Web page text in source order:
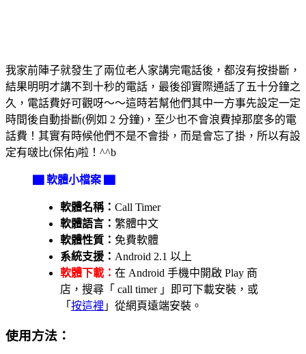
我家前陣子就發生了兩位老人家講完電話後，都沒有按掛斷，
結果明明才講不到十秒的電話，最後卻實際通話了五十分鐘之
久，電話費好可觀呀～～這時若幫他們其中一方事先設定一定
時間後自動掛斷(例如 2 分鐘)，至少也不會浪費掉那麼多的電
話費！其實有時候他們不是不會掛，而是會忘了掛，所以有設
定有啵比(保佑)啦！^^b
▇ 軟體小檔案 ▇
軟體名稱： Call Timer
軟體語言： 繁體中文
軟體性質： 免費軟體
系統支援： Android 2.1 以上
軟體下載： 在 Android 手機中開啟 Play 商
店，搜尋「 call timer 」即可下載安裝，或
「 按這裡 」從網頁遠端安裝。
使用方法：